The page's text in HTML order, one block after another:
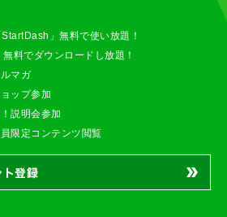
」無料で使い放題！
料でダウンロードし放題！
マガ
ップ参加
説明会参加
限定コンテンツ閲覧
登録